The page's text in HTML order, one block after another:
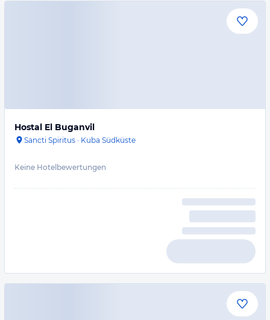
Hostal El Buganvil
Sancti Spiritus · Kuba Südküste
Keine Hotelbewertungen